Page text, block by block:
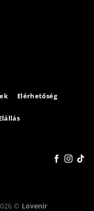
Elérhetőség
© Lovenir